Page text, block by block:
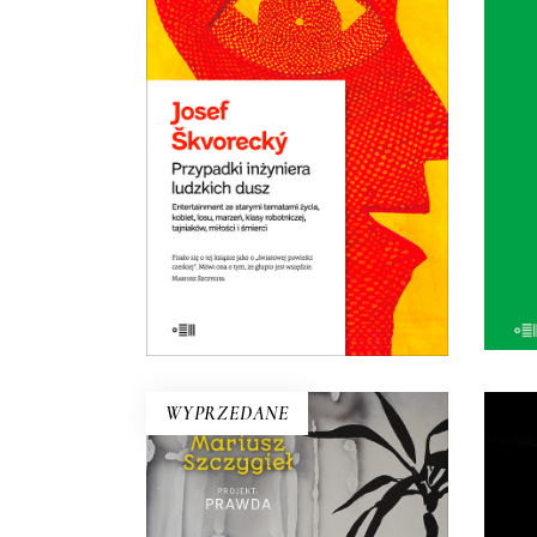
E-BOOK DO
LUDZKICH DUSZ
Powieść rzeka. Płyną nią setki
dramatycznych i śmiesznych
ludzkich losów. Wojna i
komunizm. Miłość do dziewcząt i
saksofonu. Ucieczka z kraju i
tęsknota za domem. Jedna z
najlepszych czeskich powieści.
WYPRZEDANE
PROJEKT: PRAWDA
Szczygieł szuka prawdy w
Grudziądzu, Supraślu, Londynie,